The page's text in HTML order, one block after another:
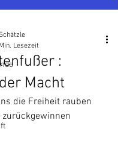
:
Macht
Lesezeit
die Freiheit rauben